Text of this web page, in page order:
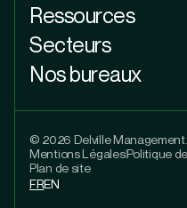
Ressources
Secteurs
Nos bureaux
© 2026 Delville
Mentions LégalesPolitique
Plan de site
FREN